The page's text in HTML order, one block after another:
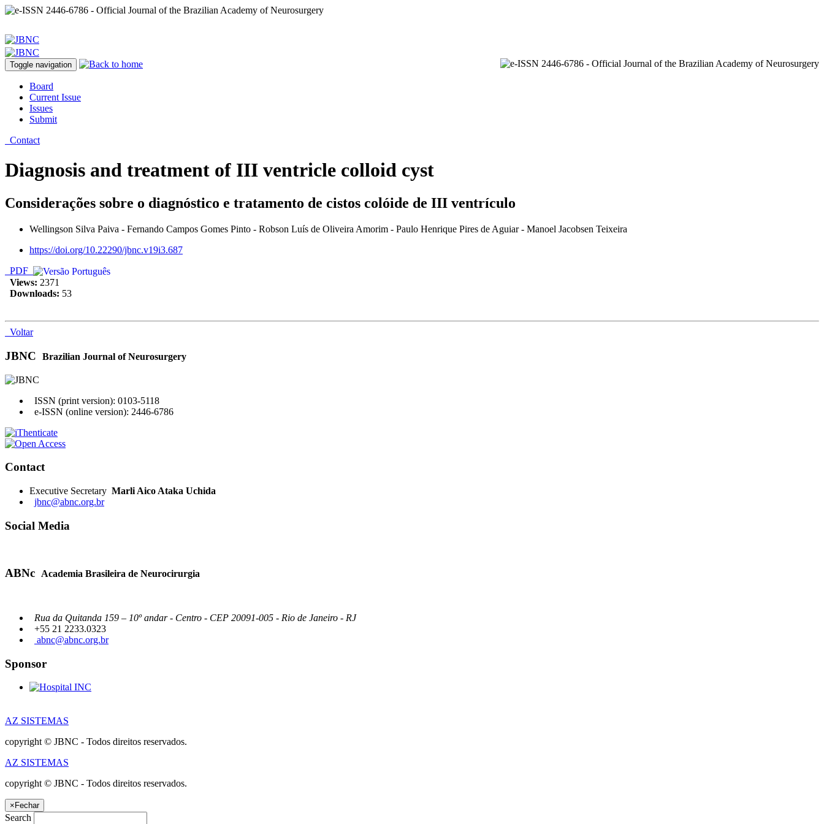
Toggle navigation
Board
Current Issue
Issues
Submit
Contact
Diagnosis and treatment of III ventricle colloid cyst
Considerações sobre o diagnóstico e tratamento de cistos colóide de III ventrículo
Wellingson Silva Paiva - Fernando Campos Gomes Pinto - Robson Luís de Oliveira Amorim - Paulo Henrique Pires de Aguiar - Manoel Jacobsen Teixeira
https://doi.org/10.22290/jbnc.v19i3.687
PDF
Views: 2371
Downloads: 53
Voltar
JBNC Brazilian Journal of Neurosurgery
ISSN (print version): 0103-5118
e-ISSN (online version): 2446-6786
Contact
Executive Secretary Marli Aico Ataka Uchida
jbnc@abnc.org.br
Social Media
ABNc Academia Brasileira de Neurocirurgia
Rua da Quitanda 159 – 10º andar - Centro - CEP 20091-005 - Rio de Janeiro - RJ
+55 21 2233.0323
abnc@abnc.org.br
Sponsor
AZ SISTEMAS
copyright © JBNC - Todos direitos reservados.
AZ SISTEMAS
copyright © JBNC - Todos direitos reservados.
× Fechar
Search